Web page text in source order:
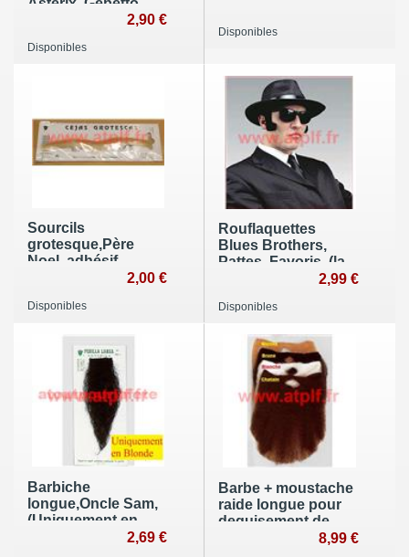
2,90 €
Disponibles
Disponibles
Sourcils
grotesque,Père
Noel, adhésif,
2,00 €
Disponibles
Rouflaquettes
Blues Brothers,
Pattes, Favoris, (la
2,99 €
Disponibles
Barbiche
longue,Oncle Sam,
(Uniquement en
2,69 €
Barbe + moustache
raide longue pour
deguisement de
8,99 €